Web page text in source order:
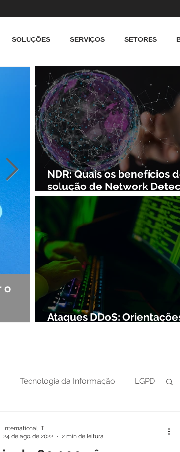
SOLUÇÕES SERVIÇOS SETORES
NDR: Quais os benefícios
solução de Network
and Response?
Ataques DDoS:
o
Observabilidade e NOC:
Segurança de Redes
Tecnologia da Informação LGPD
International IT
24 de ago. de 2022
2 min de leitura